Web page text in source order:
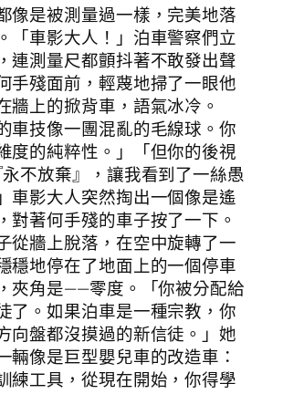
像是被測量過一樣，完美地落
「車影大人！」泊車警察們立
連測量尺都顫抖著不敢發出聲
手殘面前，輕蔑地掃了一眼他
牆上的掀背車，語氣冰冷。
車技像一團混亂的毛線球。你
度的純粹性。」「但你的後視
不放棄』，讓我看到了一絲愚
車影大人突然掏出一個像是遙
對著何手殘的車子按了一下。
從牆上脫落，在空中旋轉了一
穩地停在了地面上的一個停車
夾角是——零度。「你被分配給
了。如果泊車是一種宗教，你
向盤都沒摸過的新信徒。」她
輛像是巨型嬰兒車的改造車：
練工具，從現在開始，你得學